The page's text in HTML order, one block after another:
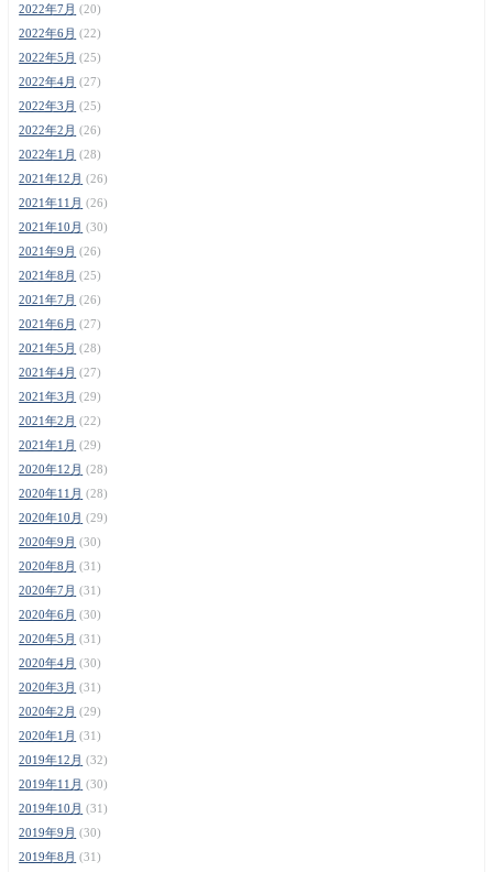
2022年7月 (20)
2022年6月 (22)
2022年5月 (25)
2022年4月 (27)
2022年3月 (25)
2022年2月 (26)
2022年1月 (28)
2021年12月 (26)
2021年11月 (26)
2021年10月 (30)
2021年9月 (26)
2021年8月 (25)
2021年7月 (26)
2021年6月 (27)
2021年5月 (28)
2021年4月 (27)
2021年3月 (29)
2021年2月 (22)
2021年1月 (29)
2020年12月 (28)
2020年11月 (28)
2020年10月 (29)
2020年9月 (30)
2020年8月 (31)
2020年7月 (31)
2020年6月 (30)
2020年5月 (31)
2020年4月 (30)
2020年3月 (31)
2020年2月 (29)
2020年1月 (31)
2019年12月 (32)
2019年11月 (30)
2019年10月 (31)
2019年9月 (30)
2019年8月 (31)